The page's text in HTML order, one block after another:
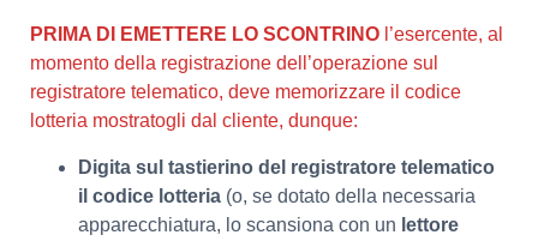
PRIMA DI EMETTERE LO SCONTRINO l’esercente, al
momento della registrazione dell’operazione sul
registratore telematico, deve memorizzare il codice
lotteria mostratogli dal cliente, dunque:
Digita sul tastierino del registratore telematico
il codice lotteria (o, se dotato della necessaria
apparecchiatura, lo scansiona con un lettore